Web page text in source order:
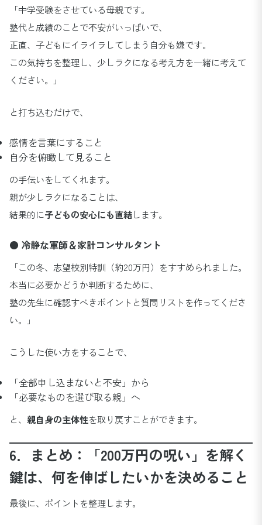
「中学受験をさせている母親です。
塾代と成績のことで不安がいっぱいで、
正直、子どもにイライラしてしまう自分も嫌です。
この気持ちを整理し、少しラクになる考え方を一緒に考えて
ください。」
と打ち込むだけで、
感情を言葉にすること
自分を俯瞰して見ること
の手伝いをしてくれます。
親が少しラクになることは、
結果的に子どもの安心にも直結します。
● 冷静な軍師＆家計コンサルタント
「この冬、志望校別特訓（約20万円）をすすめられました。
本当に必要かどうか判断するために、
塾の先生に確認すべきポイントと質問リストを作ってくださ
い。」
こうした使い方をすることで、
「全部申し込まないと不安」から
「必要なものを選び取る親」へ
と、 親自身の主体性を取り戻すことができます。
6．まとめ：「200万円の呪い」を解く
鍵は、何を伸ばしたいかを決めること
最後に、ポイントを整理します。